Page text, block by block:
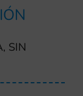
SIN